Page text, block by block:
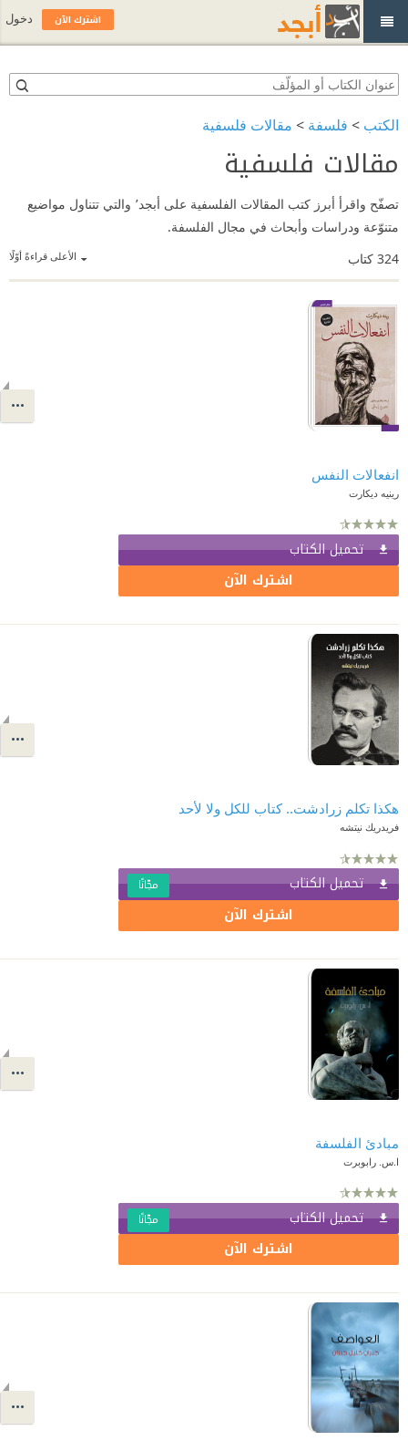
الكتب > فلسفة > مقالات فلسفية
مقالات فلسفية
تصفّح واقرأ أبرز كتب المقالات الفلسفية على أبجد٬ والتي تتناول مواضيع
متنوّعة ودراسات وأبحاث في مجال الفلسفة.
الأعلى قراءةً أوّلًا 324 كتاب
انفعالات النفس
رينيه ديكارت
تحميل الكتاب
اشترك الآن
هكذا تكلم زرادشت.. كتاب للكل ولا لأحد
فريدريك نيتشه
تحميل الكتاب مجّانًا
اشترك الآن
مبادئ الفلسفة
ا.س. رابوبرت
تحميل الكتاب مجّانًا
اشترك الآن
اشترك الآن دخول